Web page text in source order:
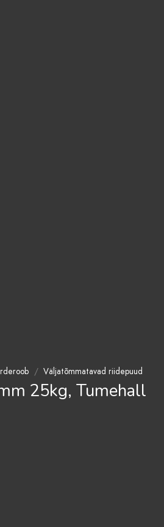
/ Väljatõmmatavad riidepuud
25kg, Tumehall